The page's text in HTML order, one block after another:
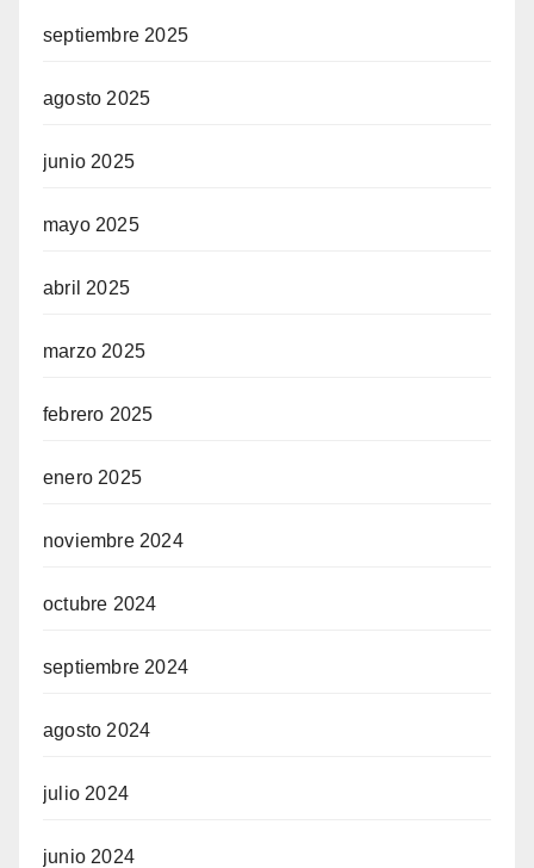
septiembre 2025
agosto 2025
junio 2025
mayo 2025
abril 2025
marzo 2025
febrero 2025
enero 2025
noviembre 2024
octubre 2024
septiembre 2024
agosto 2024
julio 2024
junio 2024